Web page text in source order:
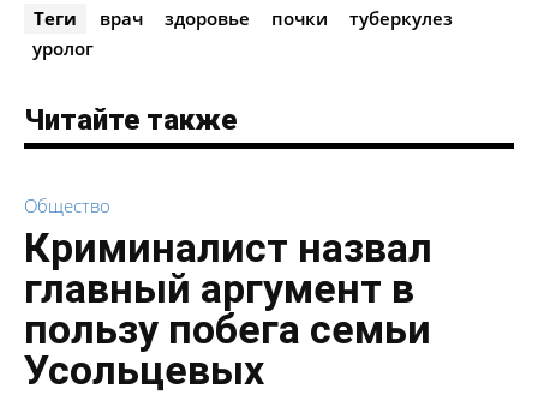
Теги врач здоровье почки
туберкулез
уролог
Читайте также
Общество
Криминалист назвал
главный аргумент в
пользу побега семьи
Усольцевых